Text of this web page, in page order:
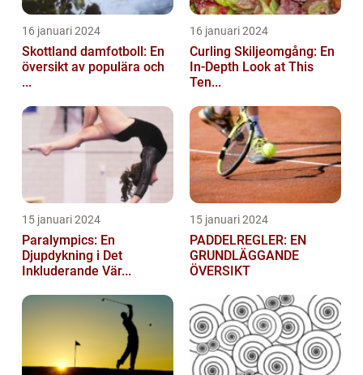
16 januari 2024
Skottland damfotboll: En
översikt av populära och
...
16 januari 2024
Curling Skiljeomgång: En
In-Depth Look at This
Ten...
15 januari 2024
Paralympics: En
Djupdykning i Det
Inkluderande Vär...
15 januari 2024
PADDELREGLER: EN
GRUNDLÄGGANDE
ÖVERSIKT